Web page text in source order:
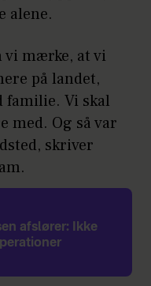
alene.
vi mærke, at vi
på landet,
familie. Vi skal
med. Og så var
skriver
afslører: Ikke